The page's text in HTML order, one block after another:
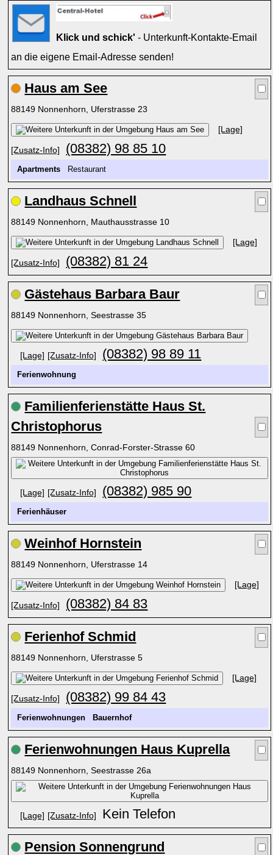
Klick und schick' - Unterkunft-Kontakte-Email
an die eigene Email-Adresse senden!
Haus am See
88149 Nonnenhorn, Uferstrasse 23
[Lage]
[Zusatz-Info] (08382) 98 85 10
Apartments Restaurant
Landhaus Schnell
88149 Nonnenhorn, Mauthausstrasse 10
[Lage]
[Zusatz-Info] (08382) 81 24
Gästehaus Barbara Baur
88149 Nonnenhorn, Seestrasse 35
[Lage] [Zusatz-Info] (08382) 98 89 11
Ferienwohnung
Familienferienstätte Haus St.
Christophorus
88149 Nonnenhorn, Conrad-Forster-Strasse 60
[Lage] [Zusatz-Info] (08382) 985 90
Ferienhäuser
Weinhof Hornstein
88149 Nonnenhorn, Uferstrasse 14
[Lage]
[Zusatz-Info] (08382) 84 83
Ferienhof Schmid
88149 Nonnenhorn, Uferstrasse 5
[Lage]
[Zusatz-Info] (08382) 99 84 43
Ferienwohnungen Bauernhof
Ferienwohnungen Haus Kuprella
88149 Nonnenhorn, Seestrasse 26a
[Lage] [Zusatz-Info] Kein Telefon
Pension Sonnengrund